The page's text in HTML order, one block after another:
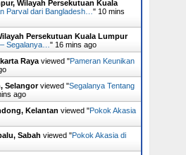
Wilayah Persekutuan Kuala
Parval dari Bangladesh… " 10 mins
Persekutuan Kuala Lumpur
Segalanya… " 16 mins ago
Rayaviewed "Pameran Keunikan
Selangorviewed "Segalanya Tentang
ago
Kelantan viewed "Pokok Akasia
Sabah viewed "Pokok Akasia di